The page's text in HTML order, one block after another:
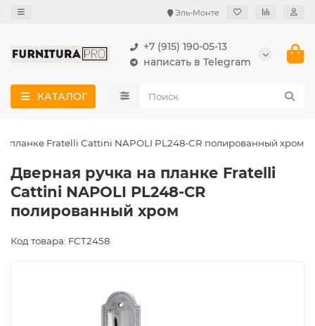
Эль-Монте
+7 (915) 190-05-13
написать в Telegram
КАТАЛОГ
планке Fratelli Cattini NAPOLI PL248-CR полированный хром
Дверная ручка на планке Fratelli
Cattini NAPOLI PL248-CR
полированный хром
Код товара: FCT2458